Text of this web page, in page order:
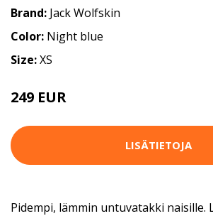
Brand: Jack Wolfskin
Color: Night blue
Size:XS
249 EUR
LISÄTIETOJA
Pidempi, lämmin untuvatakki naisille.